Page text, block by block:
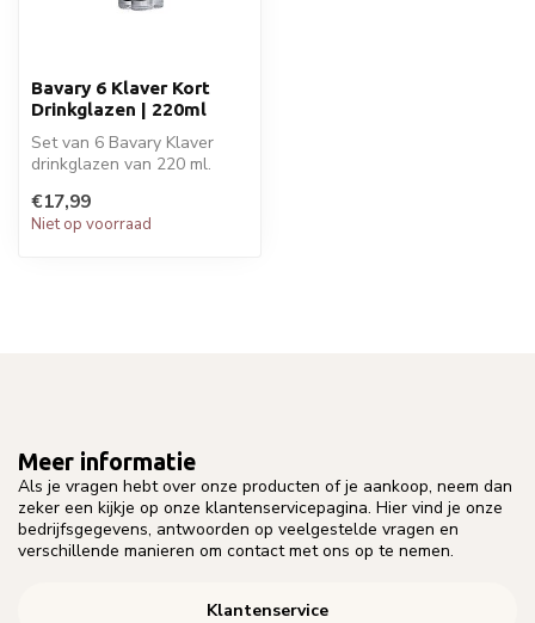
Bavary 6 Klaver Kort
Drinkglazen | 220ml
Set van 6 Bavary Klaver
drinkglazen van 220 ml.
klaverp...
€17,99
Niet op voorraad
Meer informatie
Als je vragen hebt over onze producten of je aankoop, neem dan
zeker een kijkje op onze klantenservicepagina. Hier vind je onze
bedrijfsgegevens, antwoorden op veelgestelde vragen en
verschillende manieren om contact met ons op te nemen.
Klantenservice